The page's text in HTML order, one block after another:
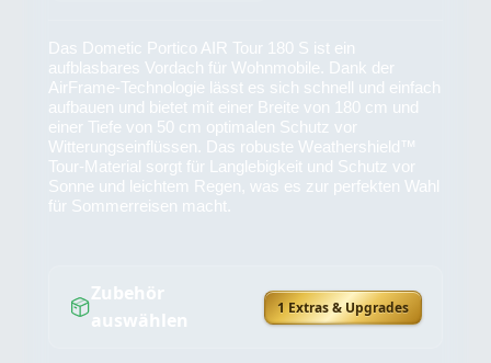
Das Dometic Portico AIR Tour 180 S ist ein
aufblasbares Vordach für Wohnmobile. Dank der
AirFrame-Technologie lässt es sich schnell und einfach
aufbauen und bietet mit einer Breite von 180 cm und
einer Tiefe von 50 cm optimalen Schutz vor
Witterungseinflüssen. Das robuste Weathershield™
Tour-Material sorgt für Langlebigkeit und Schutz vor
Sonne und leichtem Regen, was es zur perfekten Wahl
für Sommerreisen macht.
Zubehör
auswählen
1 Extras & Upgrades